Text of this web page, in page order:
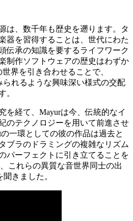
は、数千年も歴史を遡ります。タ
器を習得することは、世代にわた
伝承の知識を要するライフワーク
制作ソフトウェアの歴史はわずか
界を引き合わせることで、
られるような興味深い様式の交配
。
を経て、Mayurは今、伝統的なイ
のテクノロジーを用いて前進させ
一環としての彼の作品は過去と
ブラのドラミングの複雑なリズム
パーフェクトに引き立てることを
これらの異質な音世界同士の出
きました。